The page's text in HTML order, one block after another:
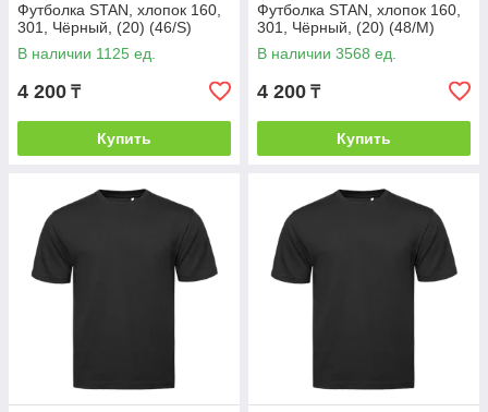
Футболка STAN, хлопок 160,
301, Чёрный, (20) (46/S)
В наличии 1125 ед.
4 200 ₸
Купить
Футболка STAN, хлопок 160,
301, Чёрный, (20) (48/M)
В наличии 3568 ед.
4 200 ₸
Купить